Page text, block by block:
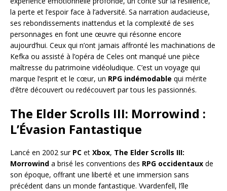
la perte et l’espoir face à l’adversité. Sa narration audacieuse,
ses rebondissements inattendus et la complexité de ses
personnages en font une œuvre qui résonne encore
aujourd’hui. Ceux qui n’ont jamais affronté les machinations de
Kefka ou assisté à l’opéra de Celes ont manqué une pièce
maîtresse du patrimoine vidéoludique. C’est un voyage qui
marque l’esprit et le cœur, un RPG indémodable qui mérite
d’être découvert ou redécouvert par tous les passionnés.
The Elder Scrolls III: Morrowind :
L’Évasion Fantastique
Lancé en 2002 sur PC et Xbox, The Elder Scrolls III:
Morrowind a brisé les conventions des RPG occidentaux de
son époque, offrant une liberté et une immersion sans
précédent dans un monde fantastique. Vvardenfell, l’île